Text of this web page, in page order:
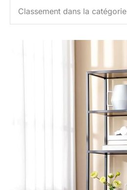
Classement dans la catégorie